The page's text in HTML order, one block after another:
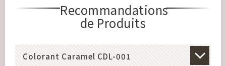
Recommandations
de Produits
Colorant Caramel CDL-001